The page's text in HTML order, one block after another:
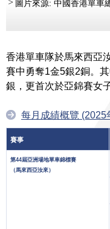
圖片來源: 中國香港單車
香港單車隊於馬來西亞
賽中勇奪1金5銀2銅。
銀，更首次於亞錦賽女
每月成績概覽 (2025
賽事
第44屆亞洲場地單車錦標賽
（馬來西亞汝來）